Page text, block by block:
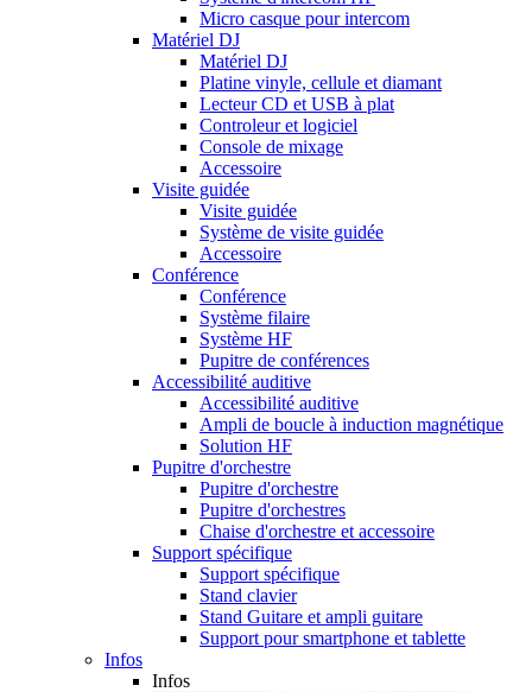
Micro casque pour intercom
Matériel DJ
Matériel DJ
Platine vinyle, cellule et diamant
Lecteur CD et USB à plat
Controleur et logiciel
Console de mixage
Accessoire
Visite guidée
Visite guidée
Système de visite guidée
Accessoire
Conférence
Conférence
Système filaire
Système HF
Pupitre de conférences
Accessibilité auditive
Accessibilité auditive
Ampli de boucle à induction magnétique
Solution HF
Pupitre d'orchestre
Pupitre d'orchestre
Pupitre d'orchestres
Chaise d'orchestre et accessoire
Support spécifique
Support spécifique
Stand clavier
Stand Guitare et ampli guitare
Support pour smartphone et tablette
Infos
Infos